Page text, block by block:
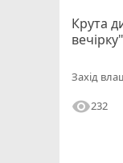
Крута
вечірку"
Захід
visibility232